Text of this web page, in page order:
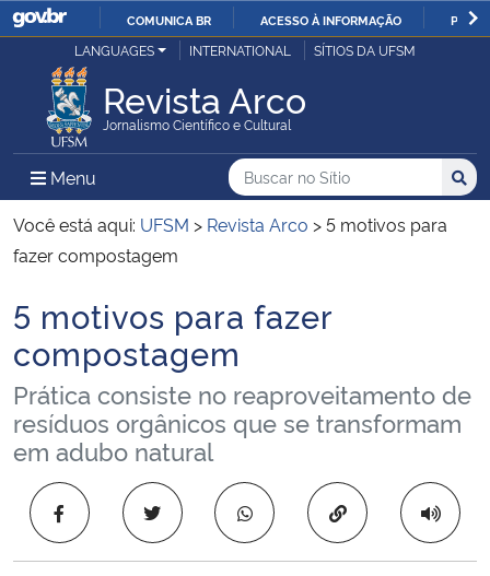
IR
O
COMUNICA BR ACESSO À INFORMAÇÃO
Ministério da Justiça e Segurança Pública
Ministério da Defesa
Ministério das Relações Exteriores
Ministério da Infraestrutura
Ministério da Agricultura, Pecuária e Abastecimento
Ministério da Educação
Ministério da Cidadania
Ministério da Saúde
LANGUAGES INTERNATIONAL SÍTIOS DA UFSM
Revista Arco
Jornalismo Científico e Cultural
Menu Menu Principal do Sítio
Busca
Buscar no no Sítio
Busca:
Você está aqui: UFSM > Revista Arco >5 motivos para
fazer compostagem
Início do conteúdo
5 motivos para fazer
compostagem
Prática consiste no reaproveitamento de
resíduos orgânicos que se transformam
em adubo natural
Copiar para área